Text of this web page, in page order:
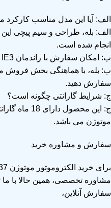
الف: آیا این مدل مناسب کارکرد
انجام شده است.
ب: امکان سفارش با راندمان IE3 وجود دارد؟
ب: بله، با هماهنگی بخش فروش می
سفارش دهید.
ج: شرایط گارانتی چگونه است؟
ج: این
موتوژن می باشد.
سفارش و مشاوره خرید
مشاوره تخصصی، همین حالا با ما
سفارش آنلاین،